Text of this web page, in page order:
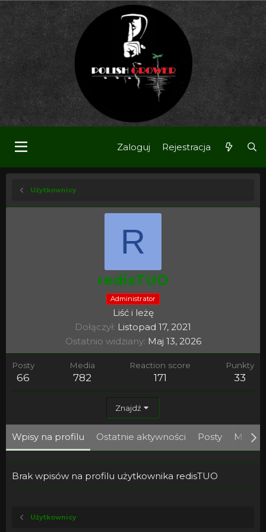
Zaloguj Rejestracja
Użytkownicy
R
redisTUO
Administrator
Liść i leżę
Dołączył Listopad 17, 2021
Ostatnio widziany Maj 13, 2026
Posty
66
Media
782
Reaction score
171
Punkty
33
Znajdź
Wpisy na profilu Ostatnie aktywności Posty Media
Brak wpisów na profilu użytkownika redisTUO
Użytkownicy